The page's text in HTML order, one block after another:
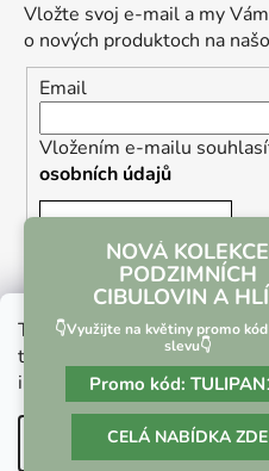
Tento web používá soubory
tohoto webu vyjadřujete
informacízde.
Vložte svoj e-mail a my
o nových produktoch na
Email
Vložením e-mailu
osobních údajů
Vrácení zboží a
NOVÁ KOLEKCE
PODZIMNÍCH
CIBULOVIN A
👇Využijte na květiny promo
slevu👇
Promo kód:
CELÁ NABÍDKA ZDE